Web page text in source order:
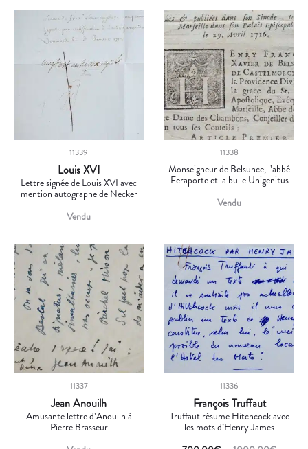
11339
Louis XVI
Lettre signée de Louis XVI avec
mention autographe de Necker
Vendu
11338
Monseigneur de Belsunce, l’abbé
Feraporte et la bulle Unigenitus
Vendu
11337
Jean Anouilh
Amusante lettre d’Anouilh à
Pierre Brasseur
11336
François Truffaut
Truffaut résume Hitchcock avec
les mots d’Henry James